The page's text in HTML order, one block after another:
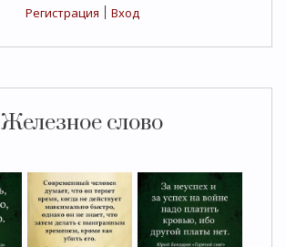
Регистрация
Вход
Железное слово